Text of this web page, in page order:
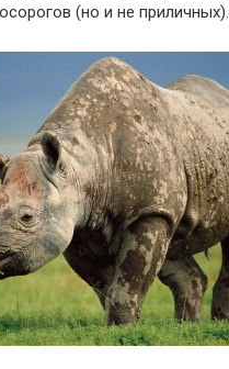
(но и не приличных).